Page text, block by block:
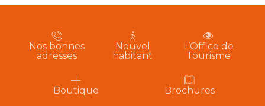
Nos bonnes
adresses
Nouvel
habitant
L’Office de
Tourisme
Boutique Brochures